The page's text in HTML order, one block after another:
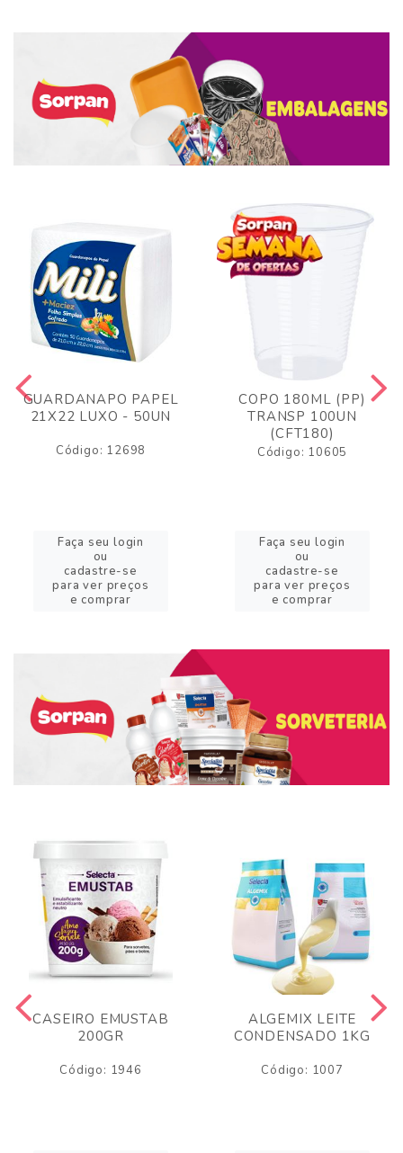
GUARDANAPO PAPEL
21X22 LUXO - 50UN
Código: 12698
Faça seu login
ou
cadastre-se
para ver preços
e comprar
COPO 180ML (PP)
TRANSP 100UN
(CFT180)
Código: 10605
Faça seu login
ou
cadastre-se
para ver preços
e comprar
CASEIRO EMUSTAB
200GR
Código: 1946
ALGEMIX LEITE
CONDENSADO 1KG
Código: 1007